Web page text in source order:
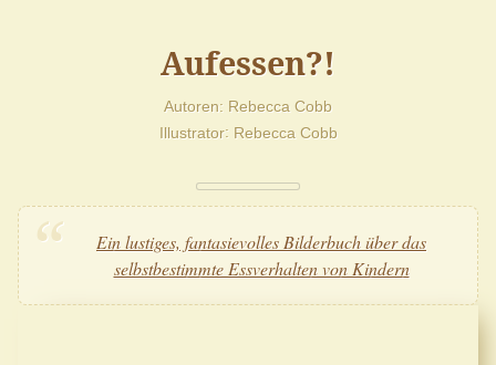
Aufessen?!
Autoren Rebecca Cobb
Illustrator Rebecca Cobb
Ein lustiges, fantasievolles Bilderbuch über das
selbstbestimmte Essverhalten von Kindern